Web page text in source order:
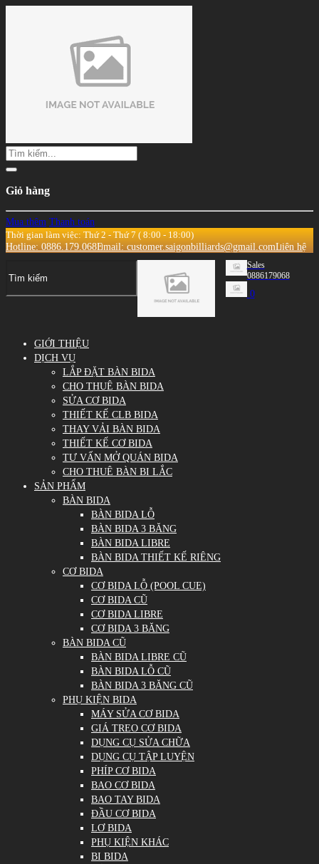
Giỏ hàng
Mua thêm Thanh toán
Thời gian làm việc: Thứ 2 - Thứ 7 ( 8:00 - 18:00)
Hotline: 0886.179.068Email: customer.saigonbilliards@gmail.comLiên hệ
Sales
0886179068
0
GIỚI THIỆU
DỊCH VỤ
LẮP ĐẶT BÀN BIDA
CHO THUÊ BÀN BIDA
SỬA CƠ BIDA
THIẾT KẾ CLB BIDA
THAY VẢI BÀN BIDA
THIẾT KẾ CƠ BIDA
TƯ VẤN MỞ QUÁN BIDA
CHO THUÊ BÀN BI LẮC
SẢN PHẨM
BÀN BIDA
BÀN BIDA LỖ
BÀN BIDA 3 BĂNG
BÀN BIDA LIBRE
BÀN BIDA THIẾT KẾ RIÊNG
CƠ BIDA
CƠ BIDA LỖ (POOL CUE)
CƠ BIDA CŨ
CƠ BIDA LIBRE
CƠ BIDA 3 BĂNG
BÀN BIDA CŨ
BÀN BIDA LIBRE CŨ
BÀN BIDA LỖ CŨ
BÀN BIDA 3 BĂNG CŨ
PHỤ KIỆN BIDA
MÁY SỬA CƠ BIDA
GIÁ TREO CƠ BIDA
DỤNG CỤ SỬA CHỮA
DỤNG CỤ TẬP LUYỆN
PHÍP CƠ BIDA
BAO CƠ BIDA
BAO TAY BIDA
ĐẦU CƠ BIDA
LƠ BIDA
PHỤ KIỆN KHÁC
BI BIDA